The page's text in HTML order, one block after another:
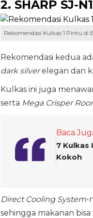
2. SHARP SJ-
Rekomendasi Kulkas 1 Pintu di
Rekomendasi kedua
dark silverelegan dan
Kulkas ini juga
serta Mega Crisper
Baca
7 Kulkas
Kokoh
Direct Cooling System-
sehingga makanan